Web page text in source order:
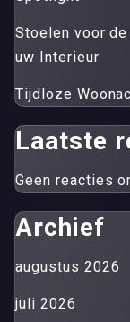
Stoelen voor
uw Interieur
Tijdloze
Laatste
Geen reacties
Archief
augustus 2026
juli 2026